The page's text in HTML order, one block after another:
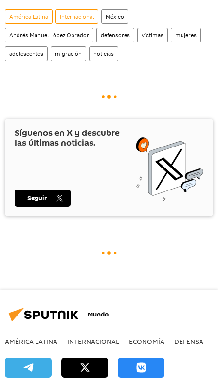
América Latina Internacional México
Andrés Manuel López Obrador defensores víctimas mujeres
adolescentes migración noticias
Síguenos en X y descubre
las últimas noticias.
Seguir
Mundo
AMÉRICA LATINA INTERNACIONAL ECONOMÍA DEFENSA